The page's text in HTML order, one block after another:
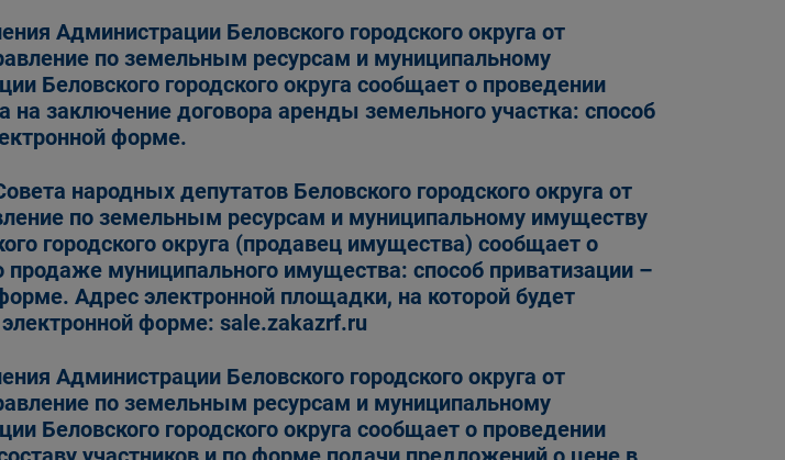
Администрации Беловского городского округа от
по земельным ресурсам и муниципальному
Беловского городского округа сообщает о проведении
на заключение договора аренды земельного участка: способ
форме.
народных депутатов Беловского городского округа от
по земельным ресурсам и муниципальному имуществу
городского округа (продавец имущества) сообщает о
продаже муниципального имущества: способ приватизации –
Адрес электронной площадки, на которой будет
форме: sale.zakazrf.ru
Администрации Беловского городского округа от
по земельным ресурсам и муниципальному
Беловского городского округа сообщает о проведении